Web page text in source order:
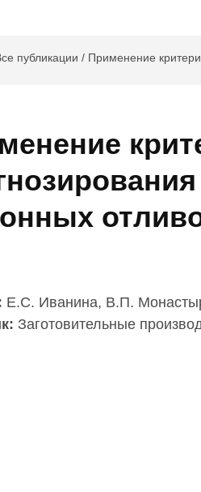
публикации / Применение
Е.С. Иванина, В.П.
Заготовительные